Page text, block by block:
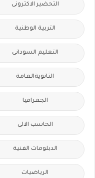
التحضير الاكترونى
التربية الوطنية
التعليم السودانى
الثانويةالعامة
الجغرافيا
الحاسب الالى
الدبلومات الفنية
الرياضيات